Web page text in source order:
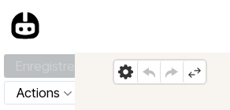
Actions